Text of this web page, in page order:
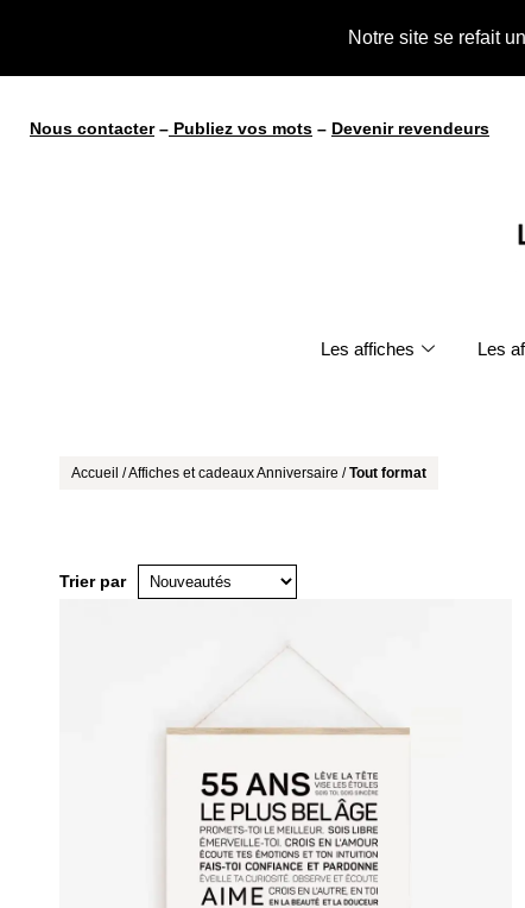
Notre site se refait
Nous contacter– Publiez vos mots – Devenir revendeurs
Les affiches Les
Accueil /Affiches et cadeaux Anniversaire /Tout format
Trier par